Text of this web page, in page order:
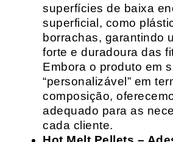
superfícies de baixa
superficial, como
borrachas, garantindo
forte e duradoura das
Embora o produto em
“personalizável” em
composição,
adequado para as
cada cliente.